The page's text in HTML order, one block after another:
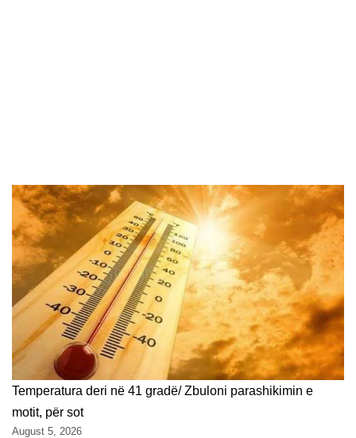
Temperatura deri në 41 gradë/ Zbuloni parashikimin e
motit, për sot
August 5, 2026